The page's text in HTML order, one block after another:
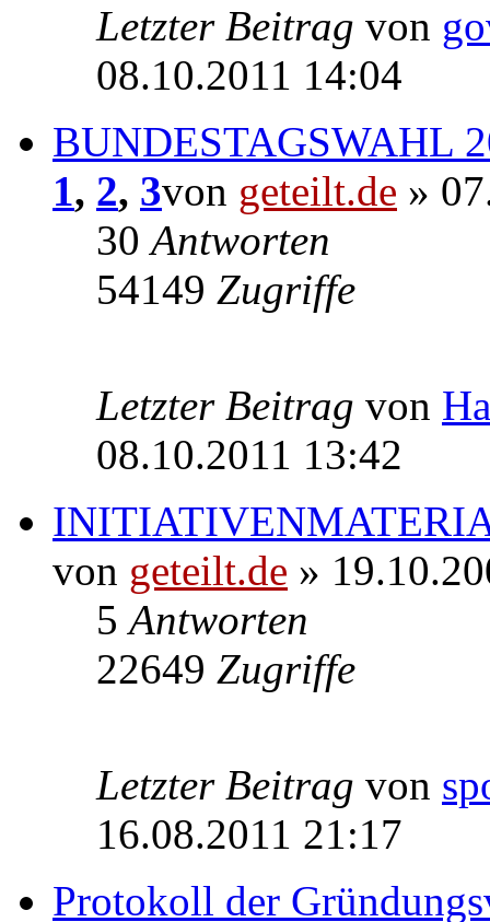
Letzter Beitrag von
08.10.2011 14:04
BUNDESTAGSWAHL
1, 2, 3von geteilt.de »
30Antworten
54149 Zugriffe
Letzter Beitrag von
08.10.2011 13:42
von geteilt.de »
5Antworten
22649 Zugriffe
Letzter Beitrag von
16.08.2011 21:17
Protokoll der